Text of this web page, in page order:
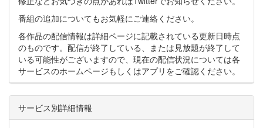
番組の追加についてもお気軽にご連絡ください。
各作品の配信情報は詳細ページに記載されている更新日時点
のものです。配信が終了している、または見放題が終了して
いる可能性がございますので、現在の配信状況については各
サービスのホームページもしくはアプリをご確認ください。
サービス別詳細情報